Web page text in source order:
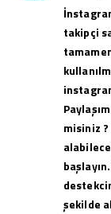
takipçi
misiniz
şekilde